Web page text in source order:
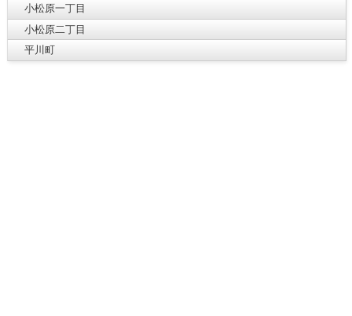
小松原一丁目
小松原二丁目
平川町